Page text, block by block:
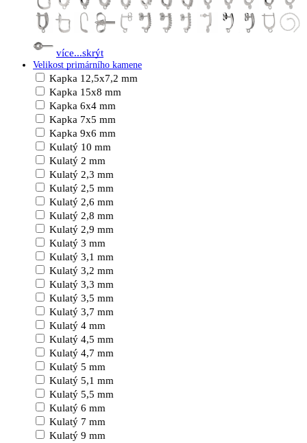
více...skrýt
Velikost primárního kamene
Kapka 12,5x7,2 mm
Kapka 15x8 mm
Kapka 6x4 mm
Kapka 7x5 mm
Kapka 9x6 mm
Kulatý 10 mm
Kulatý 2 mm
Kulatý 2,3 mm
Kulatý 2,5 mm
Kulatý 2,6 mm
Kulatý 2,8 mm
Kulatý 2,9 mm
Kulatý 3 mm
Kulatý 3,1 mm
Kulatý 3,2 mm
Kulatý 3,3 mm
Kulatý 3,5 mm
Kulatý 3,7 mm
Kulatý 4 mm
Kulatý 4,5 mm
Kulatý 4,7 mm
Kulatý 5 mm
Kulatý 5,1 mm
Kulatý 5,5 mm
Kulatý 6 mm
Kulatý 7 mm
Kulatý 9 mm